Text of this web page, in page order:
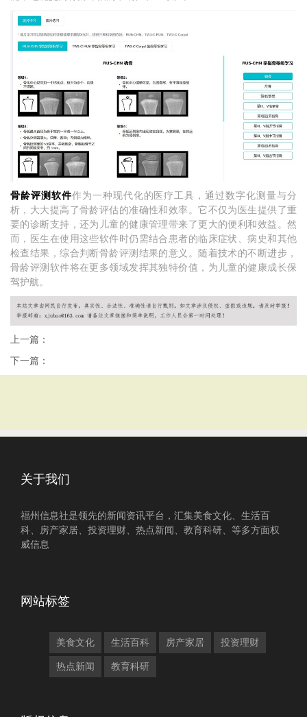
骨龄评测软件作为一种现代化的医疗工具，通过数字化测量与分
析，大大提高了骨龄评估的准确性和效率。它不仅为医生提供了重
要的诊断支持，还为儿童的健康管理带来了更大的便利和效益。然
而，医生在使用这些软件时仍需结合患者的临床症状、病史和其他
检查结果，综合判断骨龄评测结果的意义。随着技术的不断进步，
骨龄评测软件将在更多领域发挥其独特价值，为儿童的健康成长保
驾护航。
上一篇：
下一篇：
关于我们
福州信息社是领先的新闻资讯平台，汇集美食文化、生活百
科、房产家居、投资理财、热点新闻、教育科研、等多方面权
威信息
网站标签
美食文化 生活百科 房产家居 投资理财
热点新闻 教育科研